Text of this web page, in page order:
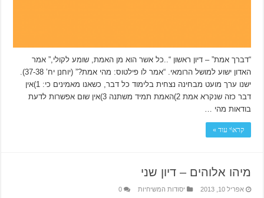
“דברך אמת” – דיון ראשון “..כל אשר הוא מן האמת, שומע לקולי,” אמר
האדון ישוע למושל הרומאי. “אמר לו פילטוס: מהי אמת?” (יוחנן יח’ 37-38).
ישנו ערך מועט מבחינה נצחית בלימוד כל דבר, כשאנו מאמינים כי: 1)אין
דבר כזה שנקרא אמת 2)האמת תמיד משתנה 3)אין שום אפשרות לדעת
בודאות מהי …
קרא\י עוד »
מיהו אלוהים – דיון שני
אפריל 10, 2013 יסודות המשיחיות 0